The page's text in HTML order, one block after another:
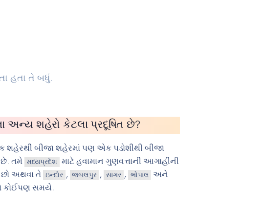
હતા તે બધું.
અન્ય શહેરો કેટલા પ્રદૂષિત છે?
શહેરથી બીજા શહેરમાં પણ એક પડોશીથી બીજા
તમે મધ્યપ્રદેશ
માટે હવામાન ગુણવત્તાની આગાહીની
છો અથવા તે ઇન્દોર , જબલપુર , સાગર , ભોપાલ અને
કોઈપણ સમયે.